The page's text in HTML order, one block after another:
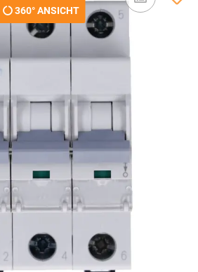
360° ANSICHT